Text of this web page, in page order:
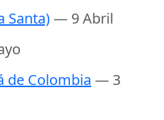
Santa)— 9 Abril
de Colombia — 3